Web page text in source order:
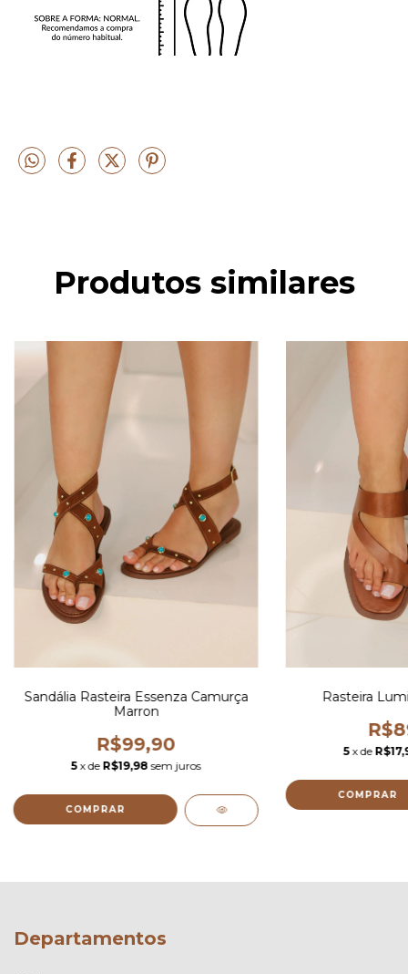
Produtos similares
Sandália Rasteira Essenza Camurça
Marron
R$99,90
5 x de R$19,98 sem juros
COMPRAR
Rasteira
5 x de
COMPRAR
Departamentos